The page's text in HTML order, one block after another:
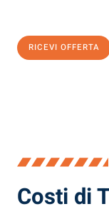
RICEVI OFFERTA
Costi di